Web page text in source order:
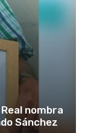
nombra
Sánchez